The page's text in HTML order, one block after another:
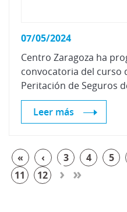
07/05/2024
Centro Zaragoza ha
convocatoria del curso
Leer más
« ‹ 3 4 5
11
12 › »